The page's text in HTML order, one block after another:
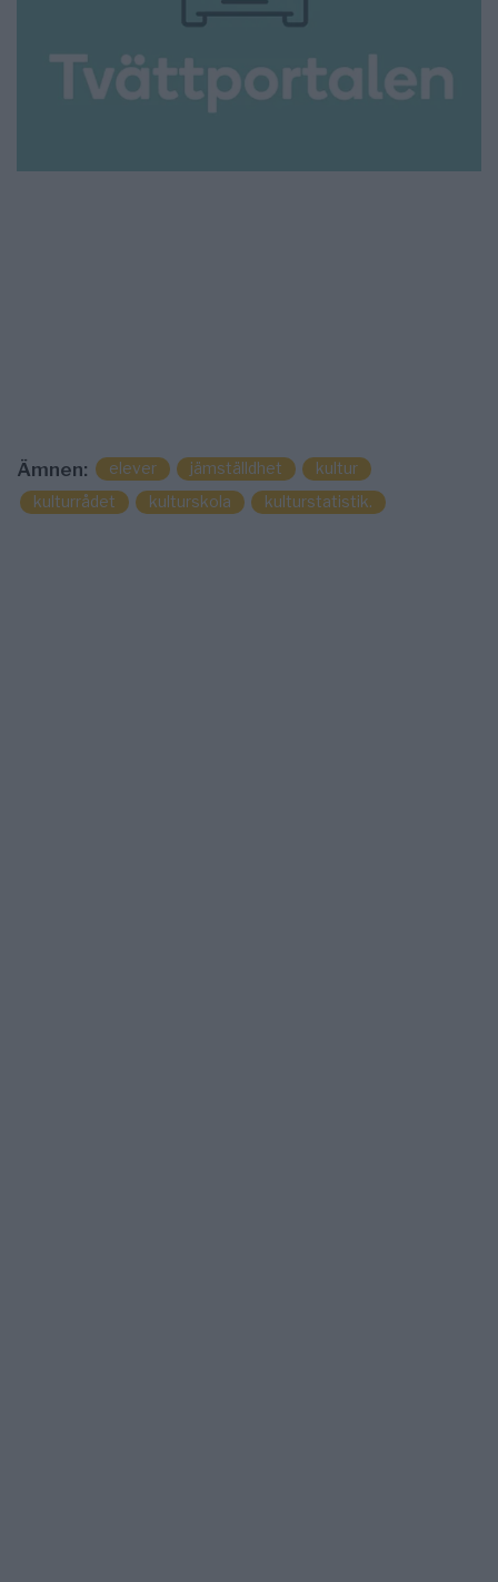
Ämnen: elever jämställdhet
kultur
kulturrådet
kulturskola kulturstatistik.